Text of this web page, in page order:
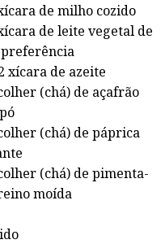
de milho cozido
de leite vegetal de
preferência
xícara de azeite
(chá) de açafrão
(chá) de páprica
(chá) de pimenta-
moída